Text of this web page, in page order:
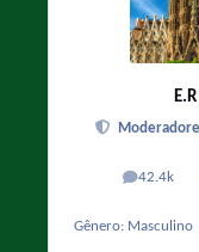
E.R
42.4k
posts
Gênero: Masculino